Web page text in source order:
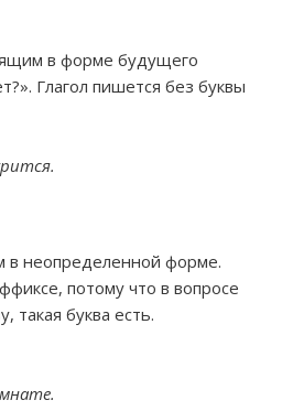
в форме будущего
Глагол пишется без буквы
в неопределенной форме.
потому что в вопросе
такая буква есть.